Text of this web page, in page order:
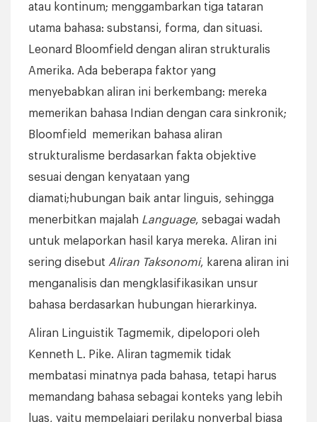
atau kontinum; menggambarkan tiga tataran
utama bahasa: substansi, forma, dan situasi.
Leonard Bloomfield dengan aliran strukturalis
Amerika. Ada beberapa faktor yang
menyebabkan aliran ini berkembang: mereka
memerikan bahasa Indian dengan cara sinkronik;
Bloomfield memerikan bahasa aliran
strukturalisme berdasarkan fakta objektive
sesuai dengan kenyataan yang
diamati;hubungan baik antar linguis, sehingga
menerbitkan majalah Language, sebagai wadah
untuk melaporkan hasil karya mereka. Aliran ini
sering disebut Aliran Taksonomi, karena aliran ini
menganalisis dan mengklasifikasikan unsur
bahasa berdasarkan hubungan hierarkinya.
Aliran Linguistik Tagmemik, dipelopori oleh
Kenneth L. Pike. Aliran tagmemik tidak
membatasi minatnya pada bahasa, tetapi harus
memandang bahasa sebagai konteks yang lebih
luas, yaitu mempelajari perilaku nonverbal biasa